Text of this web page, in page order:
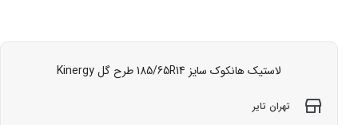
لاستیک هانکوک سایز 185/65R14 طرح گل Kinergy
تهران تایر